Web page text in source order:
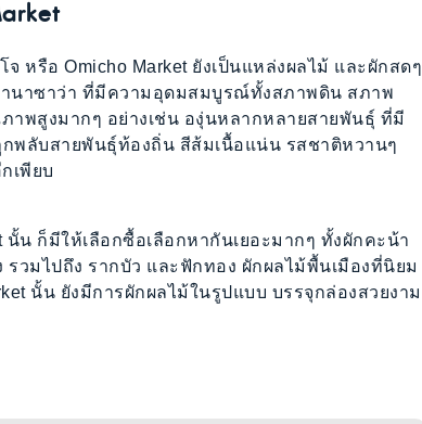
หรือ Omicho Market ยังเป็นแหล่งผลไม้ และผักสดๆ
นาซาว่า ที่มีความอุดมสมบูรณ์ทั้งสภาพดิน สภาพ
พสูงมากๆ อย่างเช่น องุ่นหลากหลายสายพันธุ์ ที่มี
พลับสายพันธุ์ท้องถิ่น สีส้มเนื้อแน่น รสชาติหวานๆ
เพียบ
น ก็มีให้เลือกซื้อเลือกหากันเยอะมากๆ ทั้งผักคะน้า
วมไปถึง รากบัว และฟักทอง ผักผลไม้พื้นเมืองที่นิยม
นั้น ยังมีการผักผลไม้ในรูปแบบ บรรจุกล่องสวยงาม